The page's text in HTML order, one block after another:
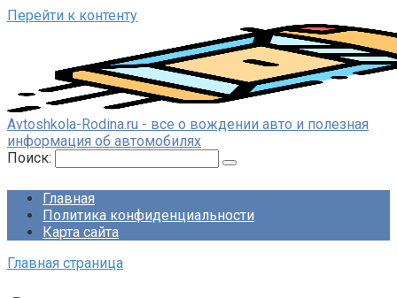
Перейти к контенту
Avtoshkola-Rodina.ru - все о вождении авто и полезная
информация об автомобилях
Поиск:
Главная
Политика конфиденциальности
Карта сайта
Главная страница